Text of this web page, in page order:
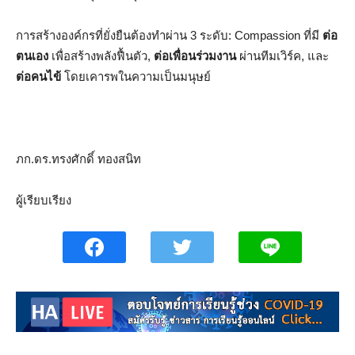
การสร้างองค์กรที่ยั่งยืนต้องทำผ่าน 3 ระดับ: Compassion ที่มี ต่อ
ตนเอง เพื่อสร้างพลังฟื้นตัว, ต่อเพื่อนร่วมงานผ่านทีมเวิร์ค, และ
ต่อคนไข้ โดยเคารพในความเป็นมนุษย์
ภก.ดร.ทรงศักดิ์ ทองสนิท
ผู้เรียบเรียง